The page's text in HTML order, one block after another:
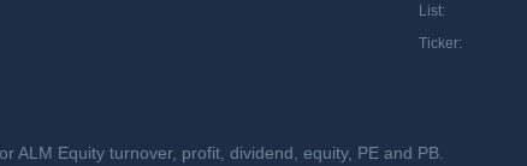
List:
Ticker:
ALM Equity turnover, profit, dividend, equity, PE and PB.